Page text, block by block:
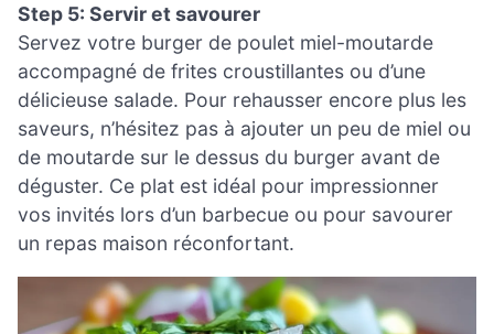
Step 5: Servir et savourer
Servez votre burger de poulet miel-moutarde
accompagné de frites croustillantes ou d’une
délicieuse salade. Pour rehausser encore plus les
saveurs, n’hésitez pas à ajouter un peu de miel ou
de moutarde sur le dessus du burger avant de
déguster. Ce plat est idéal pour impressionner
vos invités lors d’un barbecue ou pour savourer
un repas maison réconfortant.